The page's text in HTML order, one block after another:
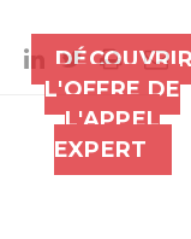
L'OFFRE DE
L'APPEL
EXPERT